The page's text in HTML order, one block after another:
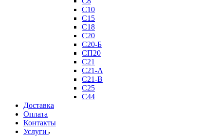
С10
С15
С18
С20
С20-Б
СП20
С21
С21-А
С21-В
С25
С44
Доставка
Оплата
Контакты
Услуги